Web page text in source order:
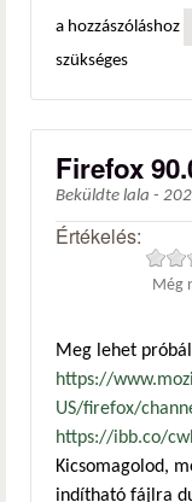
a hozzászóláshoz
szükséges
Firefox
Beküldte lala -
Értékelés:
Még
Meg lehet
https://
US/firefox/
https://ibb.co/
Kicsomagolod,
indítható fájlra